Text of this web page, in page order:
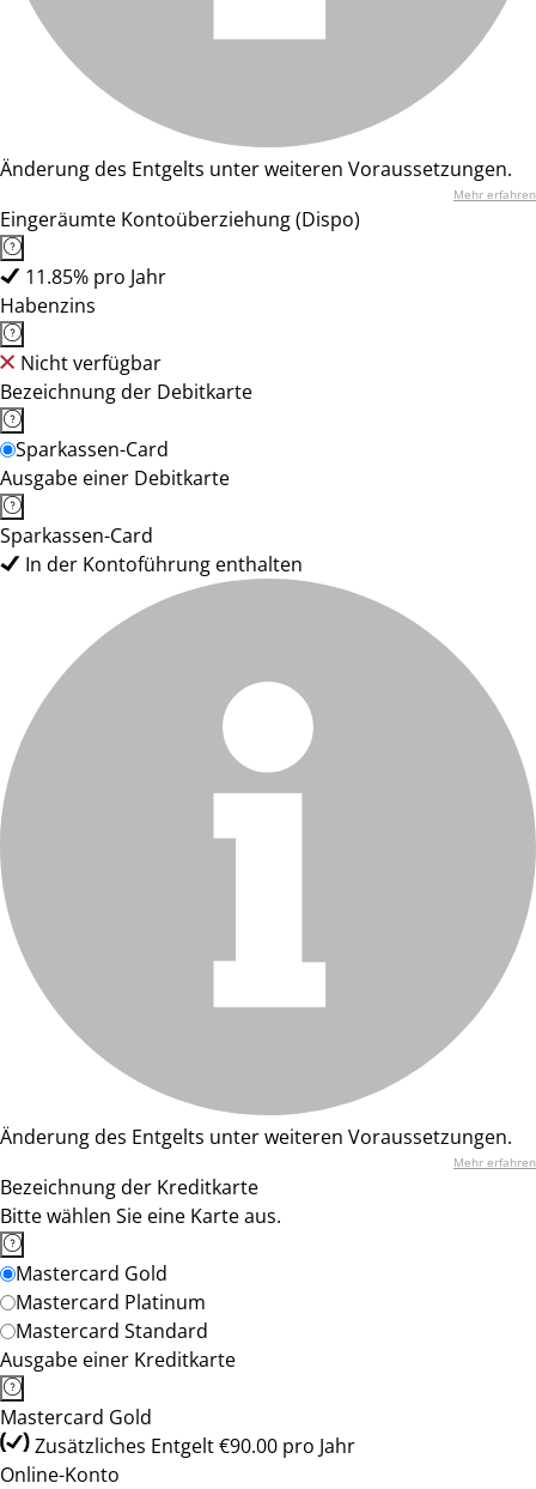
Änderung des Entgelts unter weiteren Voraussetzungen.
Mehr erfahren
Eingeräumte Kontoüberziehung (Dispo)
11.85% pro Jahr
Habenzins
Nicht verfügbar
Bezeichnung der Debitkarte
Sparkassen-Card
Ausgabe einer Debitkarte
Sparkassen-Card
In der Kontoführung enthalten
Änderung des Entgelts unter weiteren Voraussetzungen.
Mehr erfahren
Bezeichnung der Kreditkarte
Bitte wählen Sie eine Karte aus.
Mastercard Gold
Mastercard Platinum
Mastercard Standard
Ausgabe einer Kreditkarte
Mastercard Gold
Zusätzliches Entgelt €90.00 pro Jahr
Online-Konto